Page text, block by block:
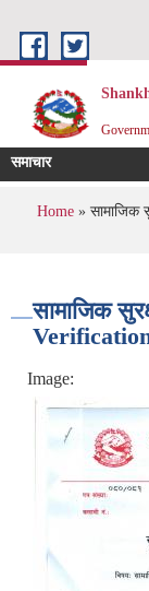
समाचार
You are
Home » सामाजिक
सामाजिक
Verification
Image: